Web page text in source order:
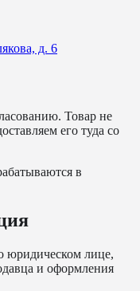
д. 6
Товар не
его туда со
в
юридическом лице,
и оформления